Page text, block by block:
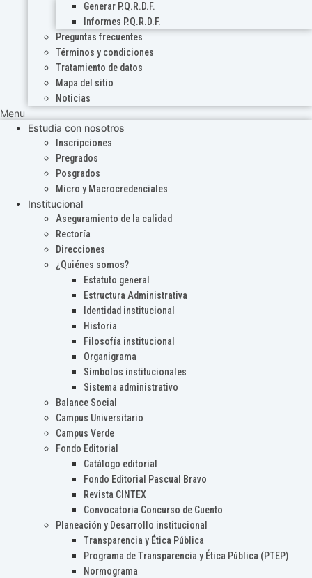
Generar P.Q.R.D.F.
Informes P.Q.R.D.F.
Preguntas frecuentes
Términos y condiciones
Tratamiento de datos
Mapa del sitio
Noticias
Menu
Estudia con nosotros
Inscripciones
Pregrados
Posgrados
Micro y Macrocredenciales
Institucional
Aseguramiento de la calidad
Rectoría
Direcciones
¿Quiénes somos?
Estatuto general
Estructura Administrativa
Identidad institucional
Historia
Filosofía institucional
Organigrama
Símbolos institucionales
Sistema administrativo
Balance Social
Campus Universitario
Campus Verde
Fondo Editorial
Catálogo editorial
Fondo Editorial Pascual Bravo
Revista CINTEX
Convocatoria Concurso de Cuento
Planeación y Desarrollo institucional
Transparencia y Ética Pública
Programa de Transparencia y Ética Pública (PTEP)
Normograma